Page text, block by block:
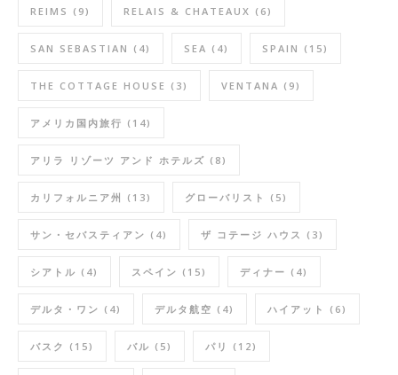
REIMS (9) RELAIS & CHATEAUX (6)
SAN SEBASTIAN (4) SEA (4) SPAIN (15)
THE COTTAGE HOUSE (3) VENTANA (9)
アメリカ国内旅行 (14)
アリラ リゾーツ アンド ホテルズ (8)
カリフォルニア州 (13) グローバリスト (5)
サン・セバスティアン (4) ザ コテージ ハウス (3)
シアトル (4) スペイン (15) ディナー (4)
デルタ・ワン (4) デルタ航空 (4) ハイアット (6)
バスク (15) バル (5) パリ (12)